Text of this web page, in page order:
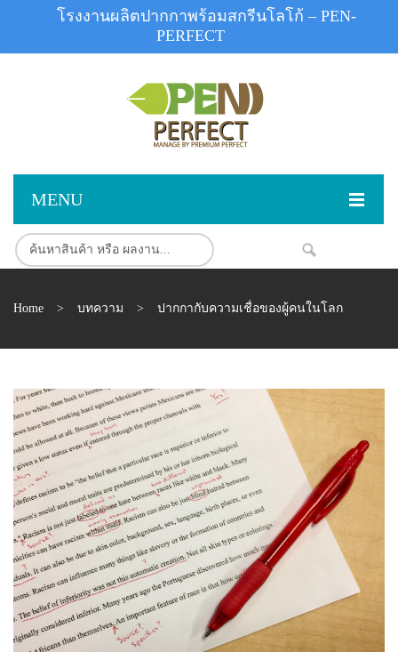
MENU
หน้าแรก
ปากกาโลหะ
ปากกาเน้นข้อความ
ปากกาตั้งโต๊ะ
ปากกา USB
ปากกาหมึกซึม NEW
ปากกาทัชสกรีน NEW
ปากกาลบได้ NEW
ปากกาเคมี
ปากกา Quantum NEW
สินค้าสต็อก
ผลงานสินค้า
ผลงานโรงงานปากกา
ติดต่อเรา
บทความ
เกี่ยวกับเรา
วิธีการชำระเงิน
โชว์รูม
ขอใบเสนอราคา
Home > บทความ > ปากกากับความเชื่อของผู้คนในโลก
โรงงานผลิตปากกาพร้อมสกรีนโลโก้ – PEN-
PERFECT